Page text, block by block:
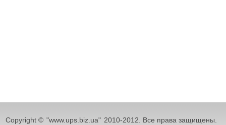
Copyright © "www.ups.biz.ua" 2010-2012. Все права защищены.